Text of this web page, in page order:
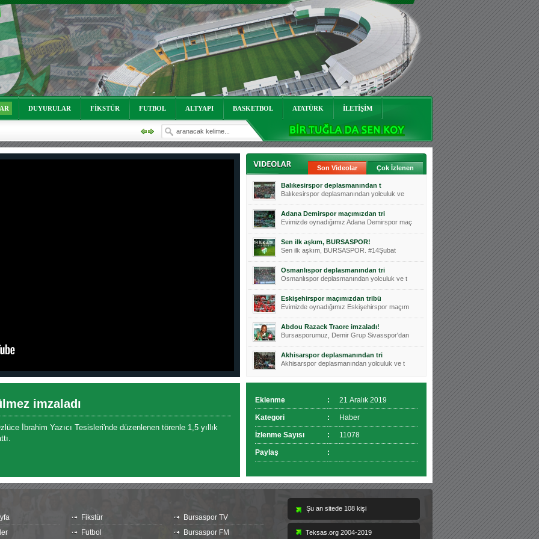
DUYURULAR FİKSTÜR FUTBOL ALTYAPI BASKETBOL ATATÜRK İLETİŞİM
imzaladı
İbrahim Yazıcı Tesisleri'nde düzenlenen törenle 1,5 yıllık
Son Videolar Çok İzlenen
Balıkesirspor deplasmanından t
Balıkesirspor deplasmanından yolculuk ve
Adana Demirspor maçımızdan tri
Evimizde oynadığımız Adana Demirspor maç
Sen ilk aşkım, BURSASPOR!
Sen ilk aşkım, BURSASPOR. #14Şubat
Osmanlıspor deplasmanından tri
Osmanlıspor deplasmanından yolculuk ve t
Eskişehirspor maçımızdan tribü
Evimizde oynadığımız Eskişehirspor maçım
Abdou Razack Traore imzaladı!
Bursasporumuz, Demir Grup Sivasspor'dan
Akhisarspor deplasmanından tri
Akhisarspor deplasmanından yolculuk ve t
Eklenme : 21 Aralık 2019
Kategori : Haber
İzlenme Sayısı : 11078
Paylaş :
Fikstür
Futbol
Bursaspor TV
Bursaspor FM
Teksas.org 2004-2019